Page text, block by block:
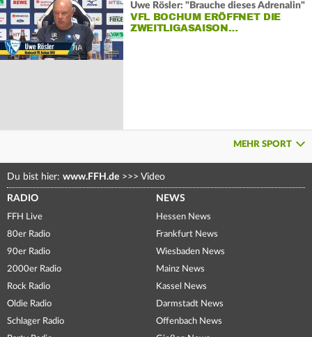
Uwe Rösler: "Brauche dieses Adrenalin"
VFL BOCHUM ERÖFFNET DIE
ZWEITLIGASAISON…
MEHR SPORT
Du bist hier: www.FFH.de >>> Video
RADIO
FFH Live
80er Radio
90er Radio
2000er Radio
Rock Radio
Oldie Radio
Schlager Radio
NEWS
Hessen News
Frankfurt News
Wiesbaden News
Mainz News
Kassel News
Darmstadt News
Offenbach News